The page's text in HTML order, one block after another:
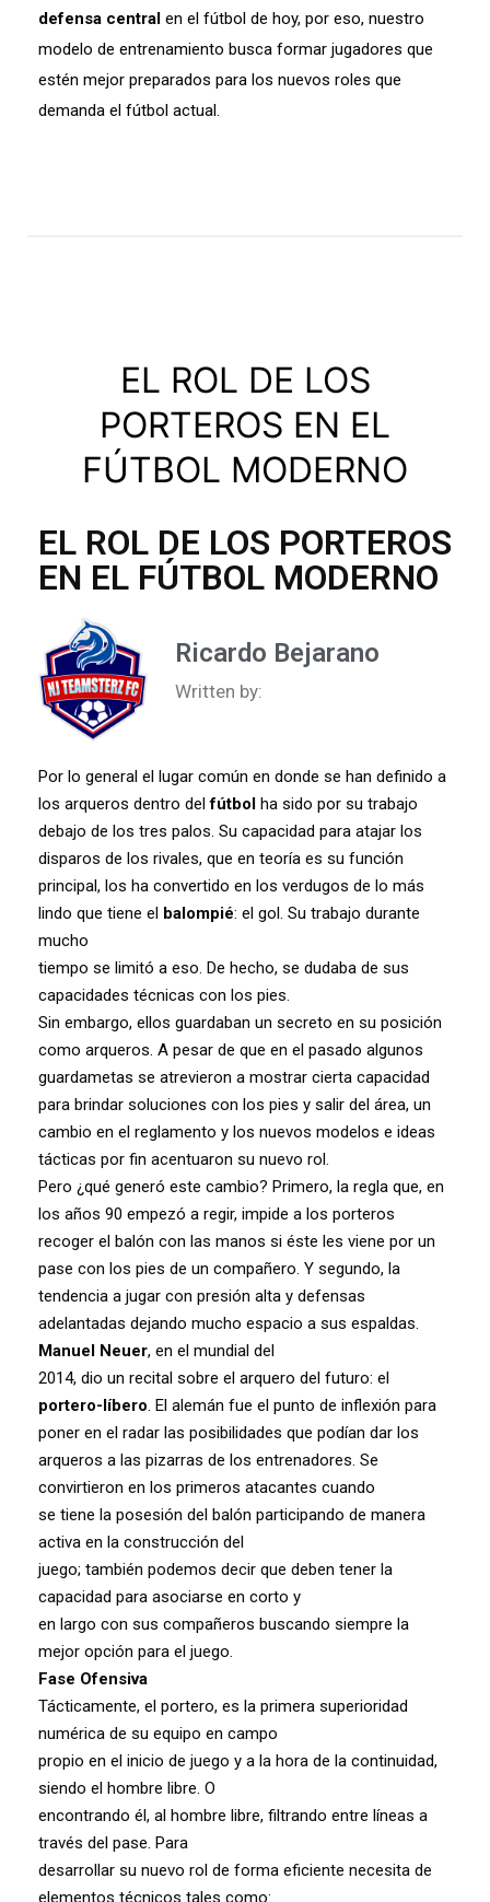
defensa central en el fútbol de hoy, por eso, nuestro
modelo de entrenamiento busca formar jugadores que
estén mejor preparados para los nuevos roles que
demanda el fútbol actual.
EL ROL DE LOS
PORTEROS EN EL
FÚTBOL MODERNO
EL ROL DE LOS PORTEROS
EN EL FÚTBOL MODERNO
Ricardo Bejarano
Written by:
Por lo general el lugar común en donde se han definido a
los arqueros dentro delfútbol ha sido por su trabajo
debajo de los tres palos. Su capacidad para atajar los
disparos de los rivales, que en teoría es su función
principal, los ha convertido en los verdugos de lo más
lindo que tiene el balompié: el gol. Su trabajo durante
mucho
tiempo se limitó a eso. De hecho, se dudaba de sus
capacidades técnicas con los pies.
Sin embargo, ellos guardaban un secreto en su posición
como arqueros. A pesar de que en el pasado algunos
guardametas se atrevieron a mostrar cierta capacidad
para brindar soluciones con los pies y salir del área, un
cambio en el reglamento y los nuevos modelos e ideas
tácticas por fin acentuaron su nuevo rol.
Pero ¿qué generó este cambio? Primero, la regla que, en
los años 90 empezó a regir, impide a los porteros
recoger el balón con las manos si éste les viene por un
pase con los pies de un compañero. Y segundo, la
tendencia a jugar con presión alta y defensas
adelantadas dejando mucho espacio a sus espaldas.
Manuel Neuer, en el mundial del
2014, dio un recital sobre el arquero del futuro: el
portero-líbero. El alemán fue el punto de inflexión para
poner en el radar las posibilidades que podían dar los
arqueros a las pizarras de los entrenadores. Se
convirtieron en los primeros atacantes cuando
se tiene la posesión del balón participando de manera
activa en la construcción del
juego; también podemos decir que deben tener la
capacidad para asociarse en corto y
en largo con sus compañeros buscando siempre la
mejor opción para el juego.
Fase Ofensiva
Tácticamente, el portero, es la primera superioridad
numérica de su equipo en campo
propio en el inicio de juego y a la hora de la continuidad,
siendo el hombre libre. O
encontrando él, al hombre libre, filtrando entre líneas a
través del pase. Para
desarrollar su nuevo rol de forma eficiente necesita de
elementos técnicos tales como: